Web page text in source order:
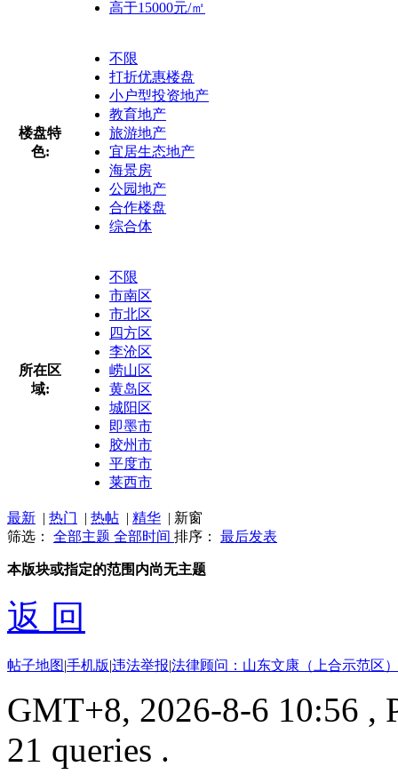
高于15000元/㎡
楼盘特
色:
不限
打折优惠楼盘
小户型投资地产
教育地产
旅游地产
宜居生态地产
海景房
公园地产
合作楼盘
综合体
所在区
域:
不限
市南区
市北区
四方区
李沧区
崂山区
黄岛区
城阳区
即墨市
胶州市
平度市
莱西市
最新 | 热门 | 热帖 | 精华 | 新窗
筛选： 全部主题 全部时间 排序： 最后发表
本版块或指定的范围内尚无主题
返 回
帖子地图|手机版|违法举报|法律顾问：山东文康（上合示范区
GMT+8, 2026-8-6 10:56 ,
21 queries .